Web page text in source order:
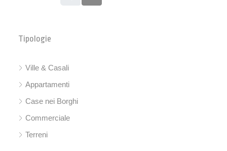
Tipologie
Ville & Casali
Appartamenti
Case nei Borghi
Commerciale
Terreni